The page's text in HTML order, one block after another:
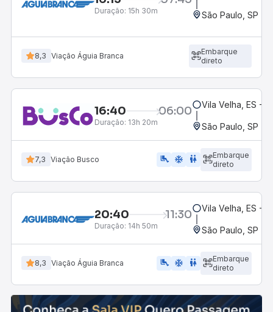
Duração: 15h 30m São Paulo, SP -
8,3 Viação Águia Branca
Embarque
direto
16:40 06:00
Duração: 13h 20m
Vila Velha, ES -
São Paulo, SP -
7,3 Viação Busco airline_seat_legroom_extra ac_unit wc
Embarque
direto
20:40 11:30
Duração: 14h 50m
Vila Velha, ES -
São Paulo, SP -
8,3 Viação Águia Branca airline_seat_legroom_extra ac_unit wc
Embarque
direto